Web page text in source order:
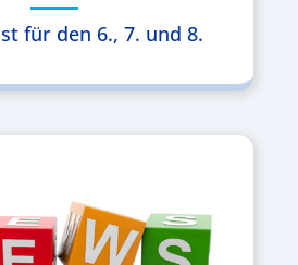
für den 6., 7. und 8.